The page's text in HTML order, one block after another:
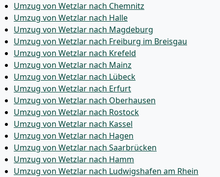
Umzug von Wetzlar nach Chemnitz
Umzug von Wetzlar nach Halle
Umzug von Wetzlar nach Magdeburg
Umzug von Wetzlar nach Freiburg im Breisgau
Umzug von Wetzlar nach Krefeld
Umzug von Wetzlar nach Mainz
Umzug von Wetzlar nach Lübeck
Umzug von Wetzlar nach Erfurt
Umzug von Wetzlar nach Oberhausen
Umzug von Wetzlar nach Rostock
Umzug von Wetzlar nach Kassel
Umzug von Wetzlar nach Hagen
Umzug von Wetzlar nach Saarbrücken
Umzug von Wetzlar nach Hamm
Umzug von Wetzlar nach Ludwigshafen am Rhein